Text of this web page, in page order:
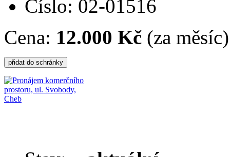
Číslo: 02-01516
Cena: 12.000 Kč (za měsíc)